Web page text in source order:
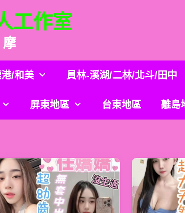
工作室
摩
/和美 員林-溪湖/二林/北斗/田中
屏東地區 台東地區 離島